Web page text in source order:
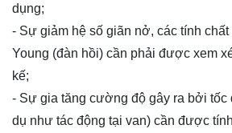
dụng;
- Sự giảm hệ số giãn nở, các tính chất
Young (đàn hồi) cần phải được xem
kế;
- Sự gia tăng cường độ gây ra bởi tốc
dụ như tác động tại van) cần được